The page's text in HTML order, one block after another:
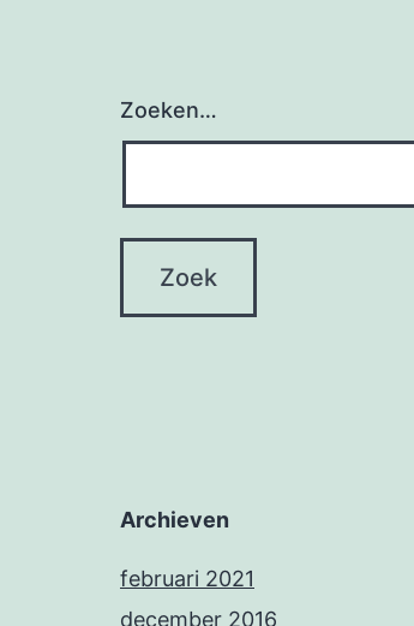
Zoeken…
Archieven
februari 2021
december 2016